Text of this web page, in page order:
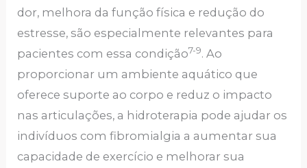
dor, melhora da função física e redução do
estresse, são especialmente relevantes para
pacientes com essa condição7-9. Ao
proporcionar um ambiente aquático que
oferece suporte ao corpo e reduz o impacto
nas articulações, a hidroterapia pode ajudar os
indivíduos com fibromialgia a aumentar sua
capacidade de exercício e melhorar sua